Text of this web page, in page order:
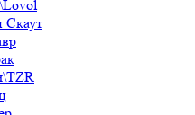
Скаут